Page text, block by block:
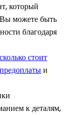
который
Вы можете быть
благодаря
сколько стоит
и
к деталям,